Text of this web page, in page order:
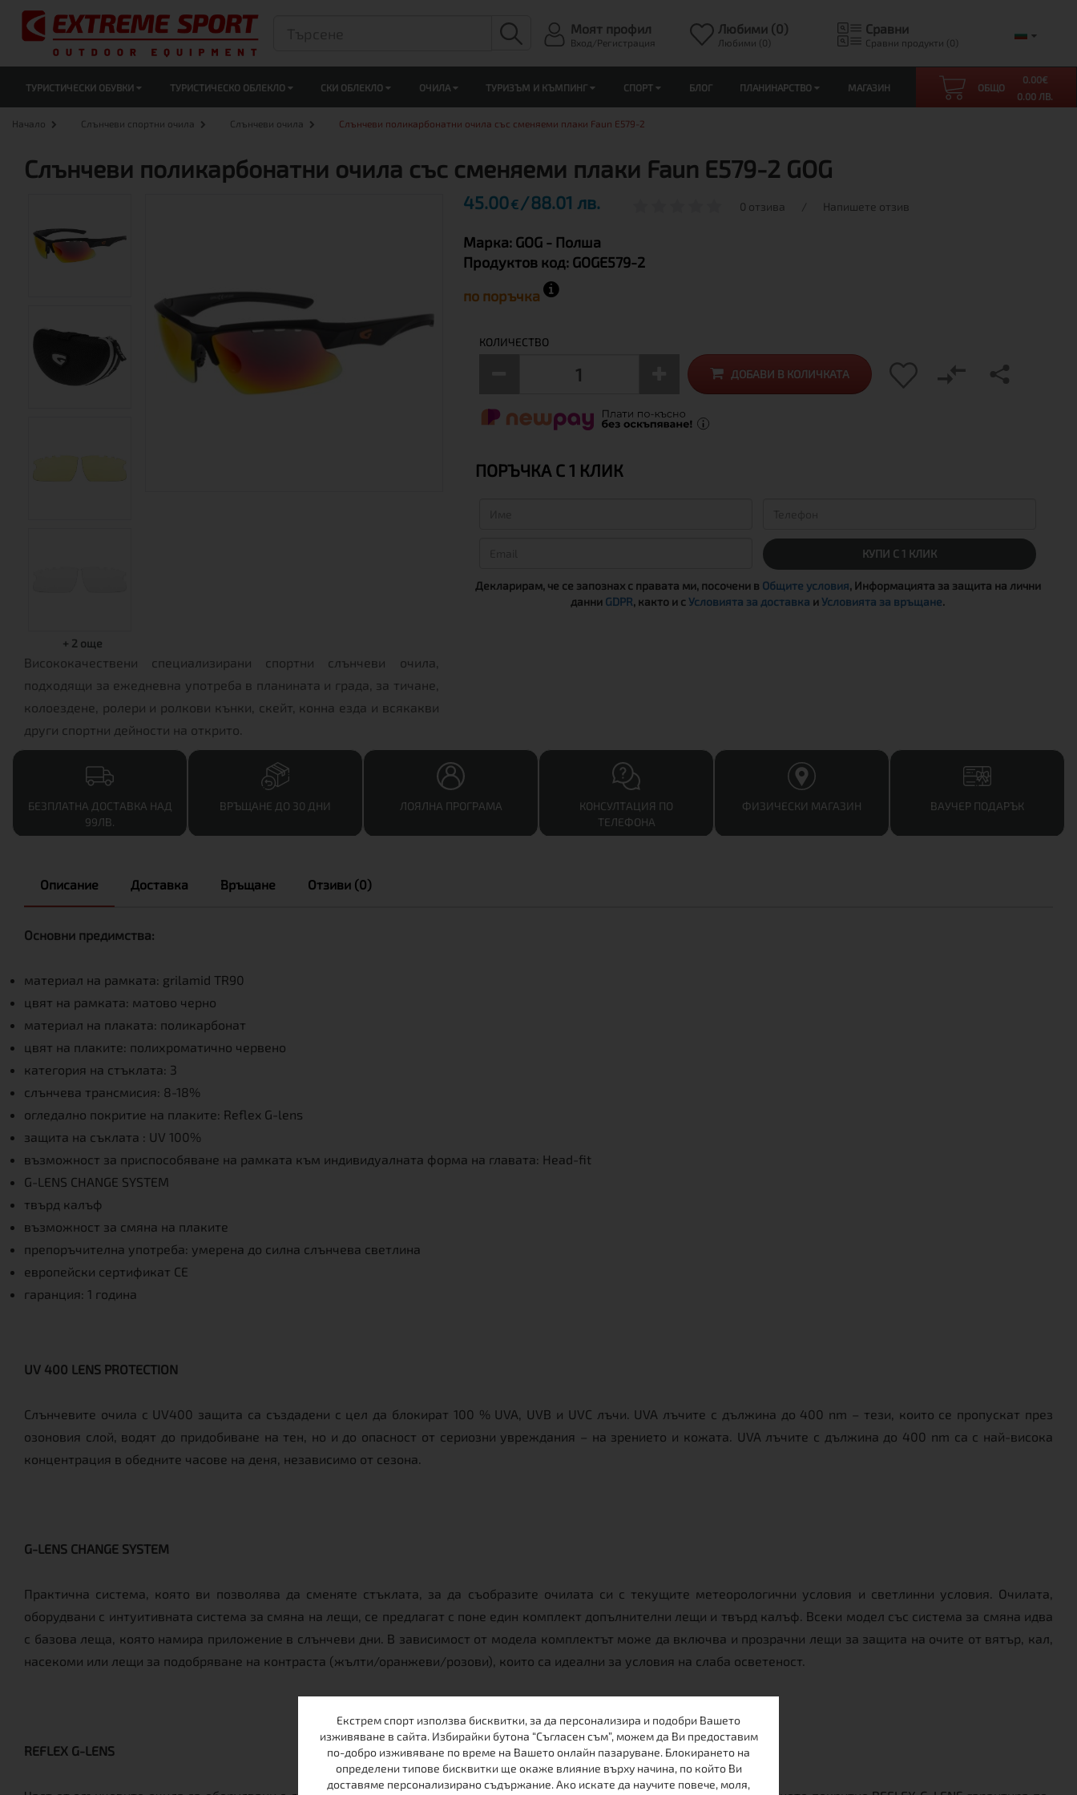
Моят профил
Вход/Регистрация
Любими (0)
Любими (0)
Сравни
Сравни продукти (0)
ТУРИСТИЧЕСКИ ОБУВКИ ТУРИСТИЧЕСКО ОБЛЕКЛО СКИ ОБЛЕКЛО ОЧИЛА ТУРИЗЪМ И КЪМПИНГ СПОРТ БЛОГ ПЛАНИНАРСТВО МАГАЗИН ОБЩО
0.00€
0.00 ЛВ.
Начало Слънчеви спортни очила Слънчеви очила Слънчеви поликарбонатни очила със сменяеми плаки Faun E579-2
Слънчеви поликарбонатни очила със сменяеми плаки Faun E579-2 GOG
+ 2 още
Висококачествени специализирани спортни слънчеви очила,
подходящи за ежедневна употреба в планината и града, за тичане,
колоездене, ролери и ролкови кънки, скейт, конна езда и всякакви
други спортни дейности на открито.
45.00€ 88.01 лв. 0 отзива / Напишете отзив
Марка: GOG - Полша
Продуктов код: GOGE579-2
по поръчка
КОЛИЧЕСТВО
ДОБАВИ В КОЛИЧКАТА
ПОРЪЧКА С 1 КЛИК
КУПИ С 1 КЛИК
Декларирам, че се запознах с правата ми, посочени в Общите условия, Информацията за защита на лични
данни GDPR, както и сУсловията за доставка иУсловията за връщане.
БЕЗПЛАТНА ДОСТАВКА НАД
99ЛВ.
ВРЪЩАНЕ ДО 30 ДНИ ЛОЯЛНА ПРОГРАМА
КОНСУЛТАЦИЯ ПО
ТЕЛЕФОНА
ФИЗИЧЕСКИ МАГАЗИН ВАУЧЕР ПОДАРЪК
Описание Доставка Връщане Отзиви (0)
Основни предимства:
материал на рамката: grilamid TR90
цвят на рамката: матово черно
материал на плаката: поликарбонат
цвят на плаките: полихроматично червено
категория на стъклата: 3
слънчева трансмисия: 8-18%
огледално покритие на плаките: Reflex G-lens
защита на съклата : UV 100%
възможност за приспособяване на рамката към индивидуалната форма на главата: Head-fit
G-LENS CHANGE SYSTEM
твърд калъф
възможност за смяна на плаките
препоръчителна употреба: умерена до силна слънчева светлина
европейски сертификат CE
гаранция: 1 година
UV 400 LENS PROTECTION
Слънчевите очила с UV400 защита са създадени с цел да блокират 100 % UVA, UVB и UVC лъчи. UVA лъчите с дължина до 400 nm – тези, които се пропускат през
озоновия слой, водят до придобиване на тен, но и до опасност от сериозни увреждания – на зрението и кожата. UVA лъчите с дължина до 400 nm са с най-висока
концентрация в обедните часове на деня, независимо от сезона.
G-LENS CHANGE SYSTEM
Практична система, която ви позволява да сменяте стъклата, за да съобразите очилата си с текущите метеорологични условия и светлинни условия. Очилата,
оборудвани с интуитивната система за смяна на лещи, се предлагат с поне един комплект допълнителни лещи и твърд калъф. Всеки модел със система за смяна идва
с базова леща, която намира приложение в слънчеви дни. В зависимост от модела комплектът може да включва и прозрачни лещи за защита на очите от вятър, кал,
насекоми или лещи за подобряване на контраста (жълти/оранжеви/розови), които са идеални за условия на слаба осветеност.
REFLEX G-LENS
Екстрем спорт използва бисквитки, за да персонализира и подобри Вашето
изживяване в сайта. Избирайки бутона “Съгласен съм”, можем да Ви предоставим
по-добро изживяване по време на Вашето онлайн пазаруване. Блокирането на
определени типове бисквитки ще окаже влияние върху начина, по който Ви
доставяме персонализирано съдържание. Ако искате да научите повече, моля,